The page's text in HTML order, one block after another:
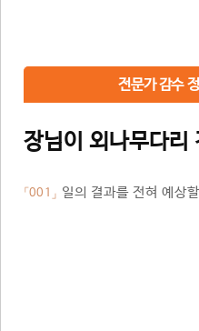
전문가 감수
장님이 외나무다리
「001」 일의 결과를 전혀 예상